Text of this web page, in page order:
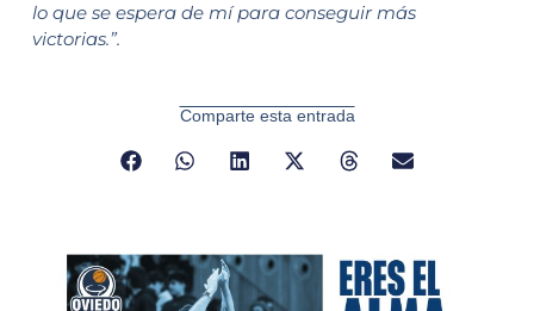
lo que se espera de mí para conseguir más
victorias.”.
Comparte esta entrada